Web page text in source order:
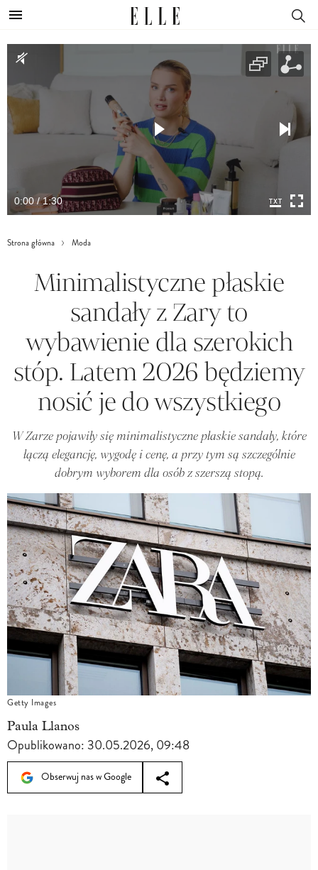
0:00 / 1:30
Strona główna Moda
Minimalistyczne płaskie
sandały z Zary to
wybawienie dla szerokich
stóp. Latem 2026 będziemy
nosić je do wszystkiego
W Zarze pojawiły się minimalistyczne płaskie sandały, które
łączą elegancję, wygodę i cenę, a przy tym są szczególnie
dobrym wyborem dla osób z szerszą stopą.
Getty Images
Paula Llanos
Opublikowano: 30.05.2026, 09:48
Obserwuj nas w Google